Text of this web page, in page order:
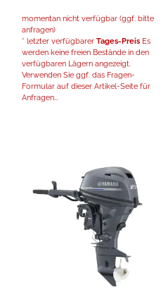
momentan nicht verfügbar (ggf. bitte
anfragen)
* letzter verfügbarer Tages-Preis Es
werden keine freien Bestände in den
verfügbaren Lägern angezeigt.
Verwenden Sie ggf. das Fragen-
Formular auf dieser Artikel-Seite für
Anfragen...